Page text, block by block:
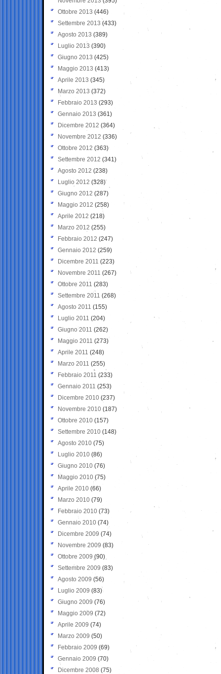
Ottobre 2013 (446)
Settembre 2013 (433)
Agosto 2013 (389)
Luglio 2013 (390)
Giugno 2013 (425)
Maggio 2013 (413)
Aprile 2013 (345)
Marzo 2013 (372)
Febbraio 2013 (293)
Gennaio 2013 (361)
Dicembre 2012 (364)
Novembre 2012 (336)
Ottobre 2012 (363)
Settembre 2012 (341)
Agosto 2012 (238)
Luglio 2012 (328)
Giugno 2012 (287)
Maggio 2012 (258)
Aprile 2012 (218)
Marzo 2012 (255)
Febbraio 2012 (247)
Gennaio 2012 (259)
Dicembre 2011 (223)
Novembre 2011 (267)
Ottobre 2011 (283)
Settembre 2011 (268)
Agosto 2011 (155)
Luglio 2011 (204)
Giugno 2011 (262)
Maggio 2011 (273)
Aprile 2011 (248)
Marzo 2011 (255)
Febbraio 2011 (233)
Gennaio 2011 (253)
Dicembre 2010 (237)
Novembre 2010 (187)
Ottobre 2010 (157)
Settembre 2010 (148)
Agosto 2010 (75)
Luglio 2010 (86)
Giugno 2010 (76)
Maggio 2010 (75)
Aprile 2010 (66)
Marzo 2010 (79)
Febbraio 2010 (73)
Gennaio 2010 (74)
Dicembre 2009 (74)
Novembre 2009 (83)
Ottobre 2009 (90)
Settembre 2009 (83)
Agosto 2009 (56)
Luglio 2009 (83)
Giugno 2009 (76)
Maggio 2009 (72)
Aprile 2009 (74)
Marzo 2009 (50)
Febbraio 2009 (69)
Gennaio 2009 (70)
Dicembre 2008 (75)